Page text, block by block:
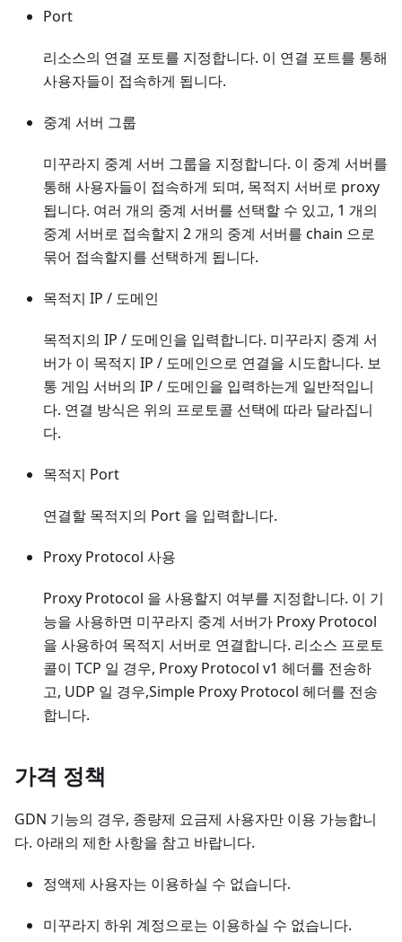
Port
리소스의 연결 포토를 지정합니다. 이 연결 포트를 통해
사용자들이 접속하게 됩니다.
중계 서버 그룹
미꾸라지 중계 서버 그룹을 지정합니다. 이 중계 서버를
통해 사용자들이 접속하게 되며, 목적지 서버로 proxy
됩니다. 여러 개의 중계 서버를 선택할 수 있고, 1 개의
중계 서버로 접속할지 2 개의 중계 서버를 chain 으로
묶어 접속할지를 선택하게 됩니다.
목적지 IP / 도메인
목적지의 IP / 도메인을 입력합니다. 미꾸라지 중계 서
버가 이 목적지 IP / 도메인으로 연결을 시도합니다. 보
통 게임 서버의 IP / 도메인을 입력하는게 일반적입니
다. 연결 방식은 위의 프로토콜 선택에 따라 달라집니
다.
목적지 Port
연결할 목적지의 Port 을 입력합니다.
Proxy Protocol 사용
Proxy Protocol 을 사용할지 여부를 지정합니다. 이 기
능을 사용하면 미꾸라지 중계 서버가 Proxy Protocol
을 사용하여 목적지 서버로 연결합니다. 리소스 프로토
콜이 TCP 일 경우, Proxy Protocol v1 헤더를 전송하
고, UDP 일 경우,Simple Proxy Protocol 헤더를 전송
합니다.
가격 정책
GDN 기능의 경우, 종량제 요금제 사용자만 이용 가능합니
다. 아래의 제한 사항을 참고 바랍니다.
정액제 사용자는 이용하실 수 없습니다.
미꾸라지 하위 계정으로는 이용하실 수 없습니다.